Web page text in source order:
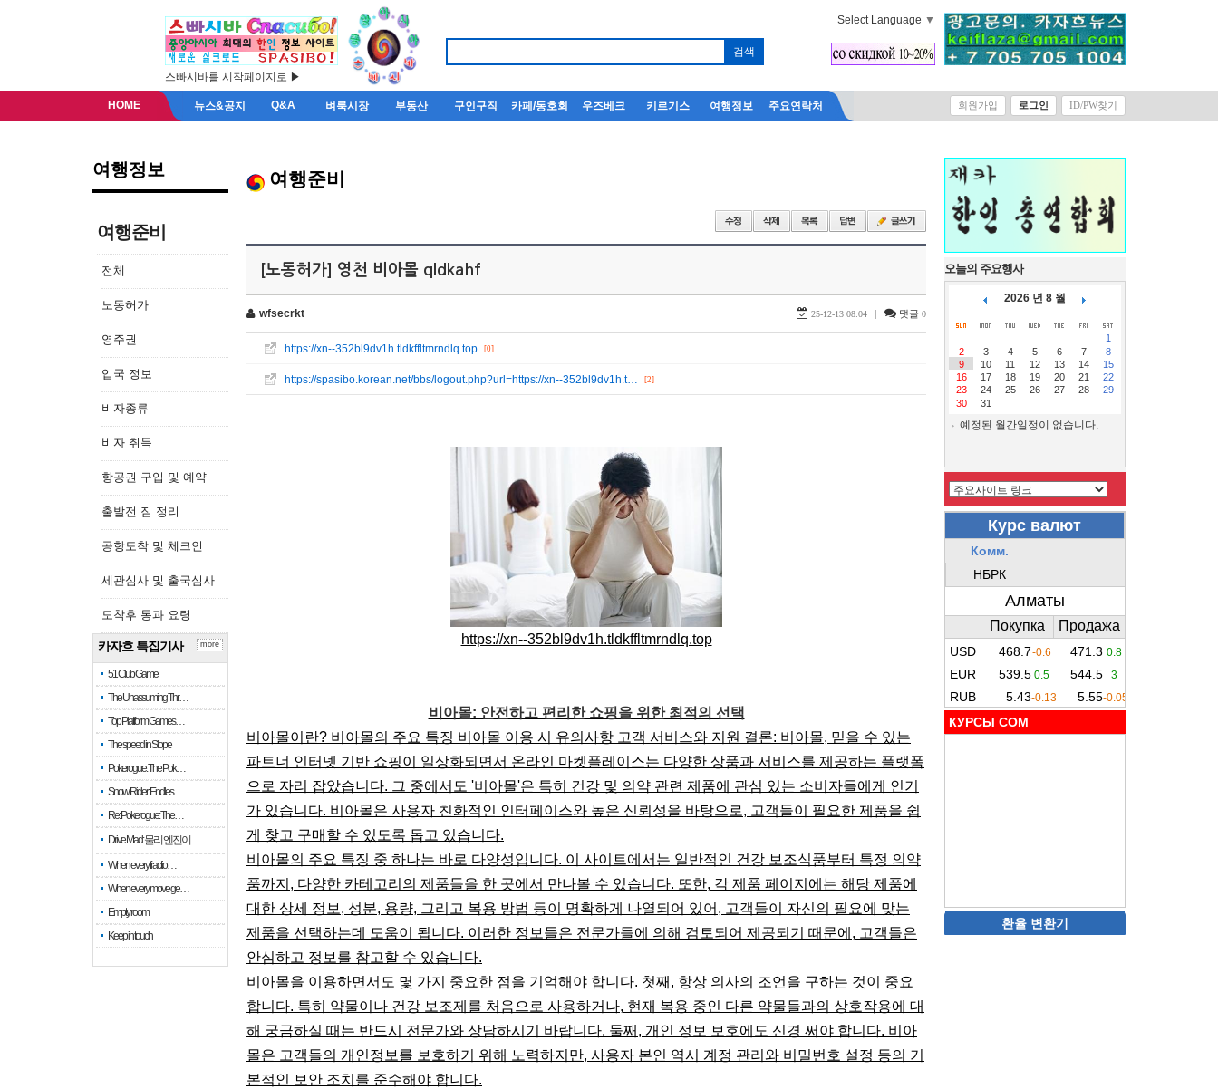
스빠시바를 시작페이지로 ▶
Select Language ▼
HOME 뉴스&공지 Q&A 벼룩시장 부동산 구인구직 카페/동호회 우즈베크 키르기스 여행정보 주요연락처 회원가입 로그인 ID/PW찾기
여행정보
여행준비
전체
노동허가
영주권
입국 정보
비자종류
비자 취득
항공권 구입 및 예약
출발전 짐 정리
공항도착 및 체크인
세관심사 및 출국심사
도착후 통과 요령
카자흐 특집기사
51 Club Game
The Unassuming Thr…
Top Platform Games…
The speed in Slope
Pokerogue: The Pok…
Snow Rider: Endles…
Re: Pokerogue: The…
Drive Mad: 물리 엔진이 …
When every fractio…
When every move ge…
Empty room
Keep in touch
more
여행준비
[노동허가] 영천 비아몰 qldkahf
wfsecrkt 25-12-13 08:04 | 댓글 0
https://xn--352bl9dv1h.tldkffltmrndlq.top [0]
https://spasibo.korean.net/bbs/logout.php?url=https://xn--352bl9dv1h.t… [2]
https://xn--352bl9dv1h.tldkffltmrndlq.top
비아몰: 안전하고 편리한 쇼핑을 위한 최적의 선택
비아몰이란? 비아몰의 주요 특징 비아몰 이용 시 유의사항 고객 서비스와 지원 결론: 비아몰, 믿을 수 있는
파트너 인터넷 기반 쇼핑이 일상화되면서 온라인 마켓플레이스는 다양한 상품과 서비스를 제공하는 플랫폼
으로 자리 잡았습니다. 그 중에서도 '비아몰'은 특히 건강 및 의약 관련 제품에 관심 있는 소비자들에게 인기
가 있습니다. 비아몰은 사용자 친화적인 인터페이스와 높은 신뢰성을 바탕으로, 고객들이 필요한 제품을 쉽
게 찾고 구매할 수 있도록 돕고 있습니다.
비아몰의 주요 특징 중 하나는 바로 다양성입니다. 이 사이트에서는 일반적인 건강 보조식품부터 특정 의약
품까지, 다양한 카테고리의 제품들을 한 곳에서 만나볼 수 있습니다. 또한, 각 제품 페이지에는 해당 제품에
대한 상세 정보, 성분, 용량, 그리고 복용 방법 등이 명확하게 나열되어 있어, 고객들이 자신의 필요에 맞는
제품을 선택하는데 도움이 됩니다. 이러한 정보들은 전문가들에 의해 검토되어 제공되기 때문에, 고객들은
안심하고 정보를 참고할 수 있습니다.
비아몰을 이용하면서도 몇 가지 중요한 점을 기억해야 합니다. 첫째, 항상 의사의 조언을 구하는 것이 중요
합니다. 특히 약물이나 건강 보조제를 처음으로 사용하거나, 현재 복용 중인 다른 약물들과의 상호작용에 대
해 궁금하실 때는 반드시 전문가와 상담하시기 바랍니다. 둘째, 개인 정보 보호에도 신경 써야 합니다. 비아
몰은 고객들의 개인정보를 보호하기 위해 노력하지만, 사용자 본인 역시 계정 관리와 비밀번호 설정 등의 기
본적인 보안 조치를 준수해야 합니다.
오늘의 주요행사
2026 년 8 월
1
2
3 4 5 6 7
8
9
10 11 12 13 14
15
16
17 18 19 20 21
22
23
24 25 26 27 28
29
30
31
예정된 월간일정이 없습니다.
КУРСЫ COM
환율 변환기